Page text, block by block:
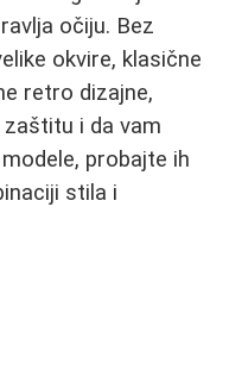
očiju. Bez
okvire, klasične
retro dizajne,
zaštitu i da vam
probajte ih
stila i